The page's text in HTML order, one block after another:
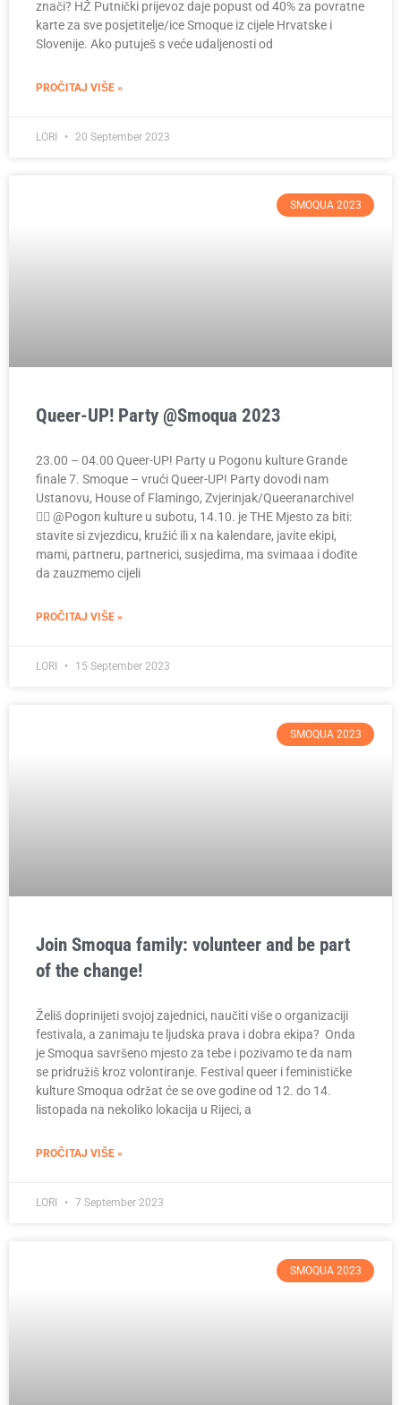
znači? HŽ Putnički prijevoz daje popust od 40% za povratne
karte za sve posjetitelje/ice Smoque iz cijele Hrvatske i
Slovenije. Ako putuješ s veće udaljenosti od
PROČITAJ VIŠE »
LORI 20 September 2023
SMOQUA 2023
Queer-UP! Party @Smoqua 2023
23.00 – 04.00 Queer-UP! Party u Pogonu kulture Grande
finale 7. Smoque – vrući Queer-UP! Party dovodi nam
Ustanovu, House of Flamingo, Zvjerinjak/Queeranarchive!
🏳️‍🌈 @Pogon kulture u subotu, 14.10. je THE Mjesto za biti:
stavite si zvjezdicu, kružić ili x na kalendare, javite ekipi,
mami, partneru, partnerici, susjedima, ma svimaaa i dođite
da zauzmemo cijeli
PROČITAJ VIŠE »
LORI 15 September 2023
SMOQUA 2023
Join Smoqua family: volunteer and be part
of the change!
Želiš doprinijeti svojoj zajednici, naučiti više o organizaciji
festivala, a zanimaju te ljudska prava i dobra ekipa? Onda
je Smoqua savršeno mjesto za tebe i pozivamo te da nam
se pridružiš kroz volontiranje. Festival queer i feminističke
kulture Smoqua održat će se ove godine od 12. do 14.
listopada na nekoliko lokacija u Rijeci, a
PROČITAJ VIŠE »
LORI 7 September 2023
SMOQUA 2023